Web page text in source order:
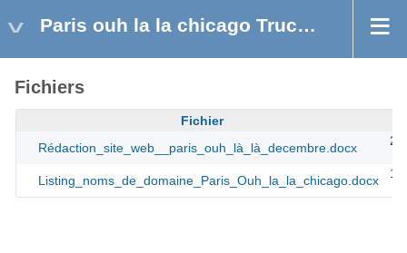
Paris ouh la la chicago Truck USA Illinois
Fichiers
Fichier
Rédaction_site_web__paris_ouh_là_là_decembre.docx
Listing_noms_de_domaine_Paris_Ouh_la_la_chicago.docx